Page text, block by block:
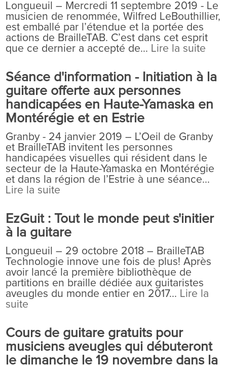
Longueuil – Mercredi 11 septembre 2019 - Le
musicien de renommée, Wilfred LeBouthillier,
est emballé par l’étendue et la portée des
actions de BrailleTAB. C’est dans cet esprit
que ce dernier a accepté de... Lire la suite
Séance d'information - Initiation à la
guitare offerte aux personnes
handicapées en Haute-Yamaska en
Montérégie et en Estrie
Granby - 24 janvier 2019 – L’Oeil de Granby
et BrailleTAB invitent les personnes
handicapées visuelles qui résident dans le
secteur de la Haute-Yamaska en Montérégie
et dans la région de l’Estrie à une séance...
Lire la suite
EzGuit : Tout le monde peut s'initier
à la guitare
Longueuil – 29 octobre 2018 – BrailleTAB
Technologie innove une fois de plus! Après
avoir lancé la première bibliothèque de
partitions en braille dédiée aux guitaristes
aveugles du monde entier en 2017... Lire la
suite
Cours de guitare gratuits pour
musiciens aveugles qui débuteront
le dimanche le 19 novembre dans la